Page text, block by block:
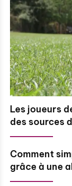
Les joueurs
des sources
Comment
grâce à une